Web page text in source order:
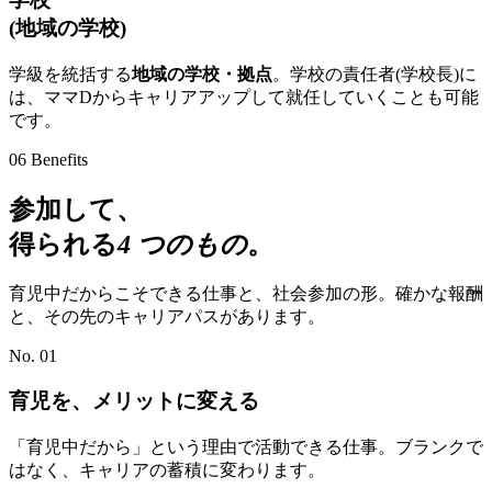
(地域の学校)
学級を統括する地域の学校・拠点。学校の責任者(学校長)に
は、ママDからキャリアアップして就任していくことも可能
です。
06 Benefits
参加して、
得られる4 つのもの。
育児中だからこそできる仕事と、社会参加の形。確かな報酬
と、その先のキャリアパスがあります。
No. 01
育児を、メリットに変える
「育児中だから」という理由で活動できる仕事。ブランクで
はなく、キャリアの蓄積に変わります。